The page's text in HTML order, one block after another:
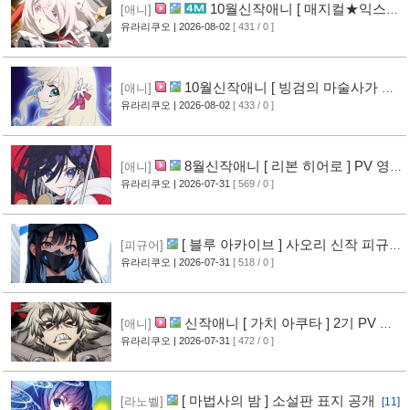
[애니]
10월신작애니 [ 매지컬★익스플
로러 ] PV 영상 공개 [11]
유라리쿠오 | 2026-08-02 [ 431 / 0 ]
[애니]
10월신작애니 [ 빙검의 마술사가 세
계를 다스린다 ] 2기 PV 영상 공개
유라리쿠오 | 2026-08-02 [ 433 / 0 ]
[애니]
8월신작애니 [ 리본 히어로 ] PV 영
상 공개
[11]
유라리쿠오 | 2026-07-31 [ 569 / 0 ]
[피규어]
[ 블루 아카이브 ] 사오리 신작 피규어
공개 [10]
유라리쿠오 | 2026-07-31 [ 518 / 0 ]
[애니]
신작애니 [ 가치 아쿠타 ] 2기 PV 영
상 공개
[13]
유라리쿠오 | 2026-07-31 [ 472 / 0 ]
[라노벨] [ 마법사의 밤 ] 소설판 표지 공개 [11]